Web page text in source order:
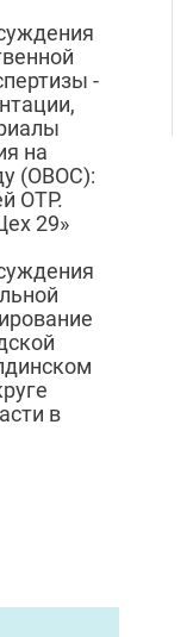
-
на
(ОВОС):
ОТР.
29»
в